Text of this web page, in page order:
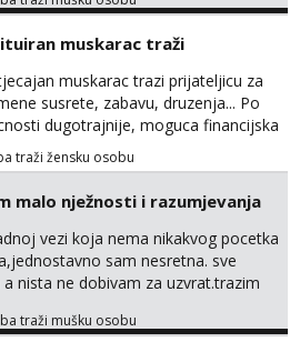
muskarac traži
muskarac trazi prijateljicu za
susrete, zabavu, druzenja... Po
dugotrajnije, moguca financijska
traži žensku osobu
malo nježnosti i razumjevanja
vezi koja nema nikakvog pocetka
sam nesretna. sve
nista ne dobivam za uzvrat.trazim
samo malo njeznosti i
traži mušku osobu